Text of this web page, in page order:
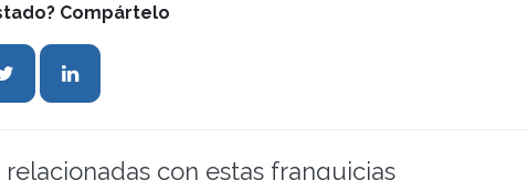
Compártelo
relacionadas con estas franquicias